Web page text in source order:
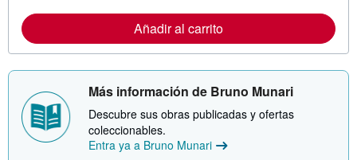
n
a
i
ó
n
Añadir al carrito
Más información de Bruno Munari
Descubre sus obras publicadas y ofertas
coleccionables.
Entra ya a Bruno Munari